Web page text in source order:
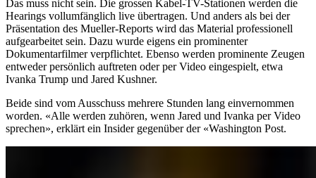
Das muss nicht sein. Die grossen Kabel-TV-Stationen werden die
Hearings vollumfänglich live übertragen. Und anders als bei der
Präsentation des Mueller-Reports wird das Material professionell
aufgearbeitet sein. Dazu wurde eigens ein prominenter
Dokumentarfilmer verpflichtet. Ebenso werden prominente Zeugen
entweder persönlich auftreten oder per Video eingespielt, etwa
Ivanka Trump und Jared Kushner.
Beide sind vom Ausschuss mehrere Stunden lang einvernommen
worden. «Alle werden zuhören, wenn Jared und Ivanka per Video
sprechen», erklärt ein Insider gegenüber der «Washington Post.